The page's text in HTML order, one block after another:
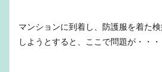
マンションに到着し、防護服を着た
しようとすると、ここで問題が・・・